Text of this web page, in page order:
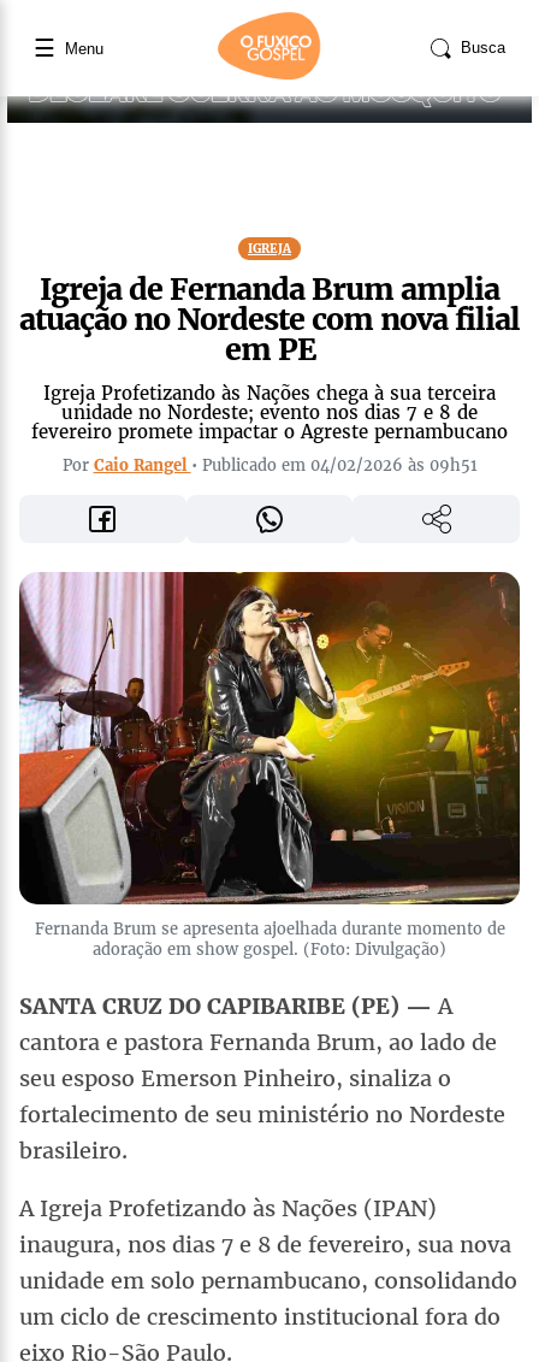
☰ Menu Busca
IGREJA
Igreja de Fernanda Brum amplia
atuação no Nordeste com nova filial
em PE
Igreja Profetizando às Nações chega à sua terceira
unidade no Nordeste; evento nos dias 7 e 8 de
fevereiro promete impactar o Agreste pernambucano
Por Caio Rangel • Publicado em 04/02/2026 às 09h51
Fernanda Brum se apresenta ajoelhada durante momento de
adoração em show gospel. (Foto: Divulgação)
SANTA CRUZ DO CAPIBARIBE (PE) — A
cantora e pastora Fernanda Brum, ao lado de
seu esposo Emerson Pinheiro, sinaliza o
fortalecimento de seu ministério no Nordeste
brasileiro.
A Igreja Profetizando às Nações (IPAN)
inaugura, nos dias 7 e 8 de fevereiro, sua nova
unidade em solo pernambucano, consolidando
um ciclo de crescimento institucional fora do
eixo Rio-São Paulo.